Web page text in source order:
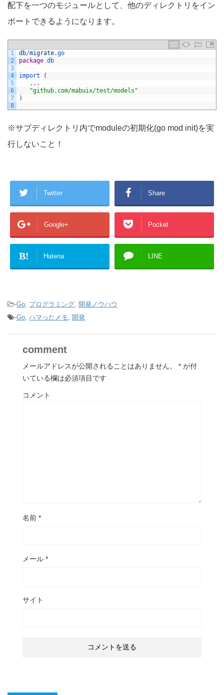
配下を一つのモジュールとして、他のディレクトリをイン
ポートできるようになります。
1
2
3
4
5
6
7
8
db/migrate.go
package db
import
(
. . .
"github.com/mabuix/test/models"
)
※サブディレクトリ内でmoduleの初期化(go mod init)を実
行しないこと！
Twitter Share
Google+ Pocket
B! Hatena LINE
-Go, プログラミング, 開発ノウハウ
-Go, ハマったメモ, 開発
comment
メールアドレスが公開されることはありません。 * が付
いている欄は必須項目です
コメント
名前 *
メール *
サイト